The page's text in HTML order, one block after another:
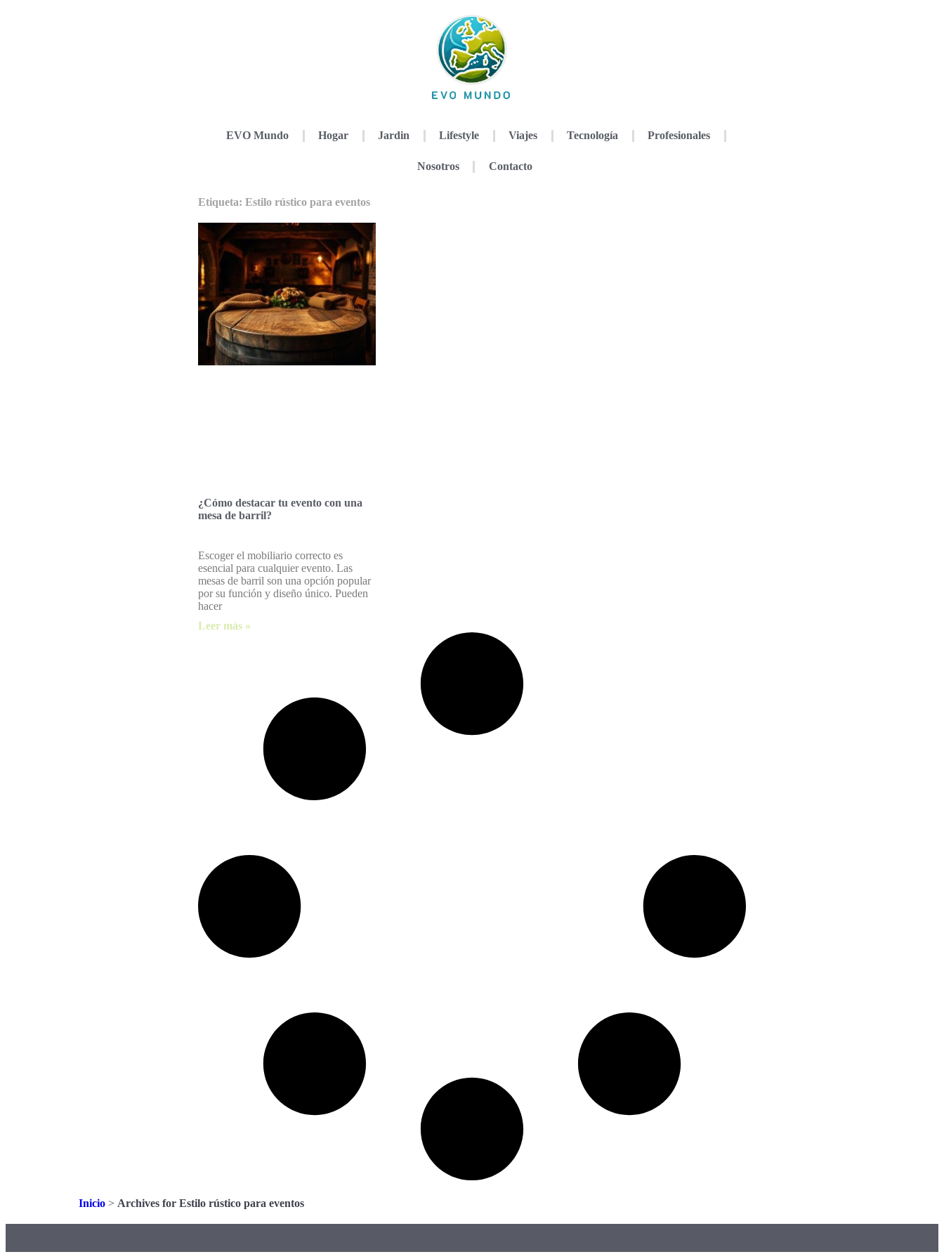
EVO Mundo Hogar Jardin Lifestyle Viajes Tecnología Profesionales
Nosotros Contacto
Etiqueta: Estilo rústico para eventos
¿Cómo destacar tu evento con una
mesa de barril?
Escoger el mobiliario correcto es
esencial para cualquier evento. Las
mesas de barril son una opción popular
por su función y diseño único. Pueden
hacer
Leer más »
Inicio > Archives for Estilo rústico para eventos